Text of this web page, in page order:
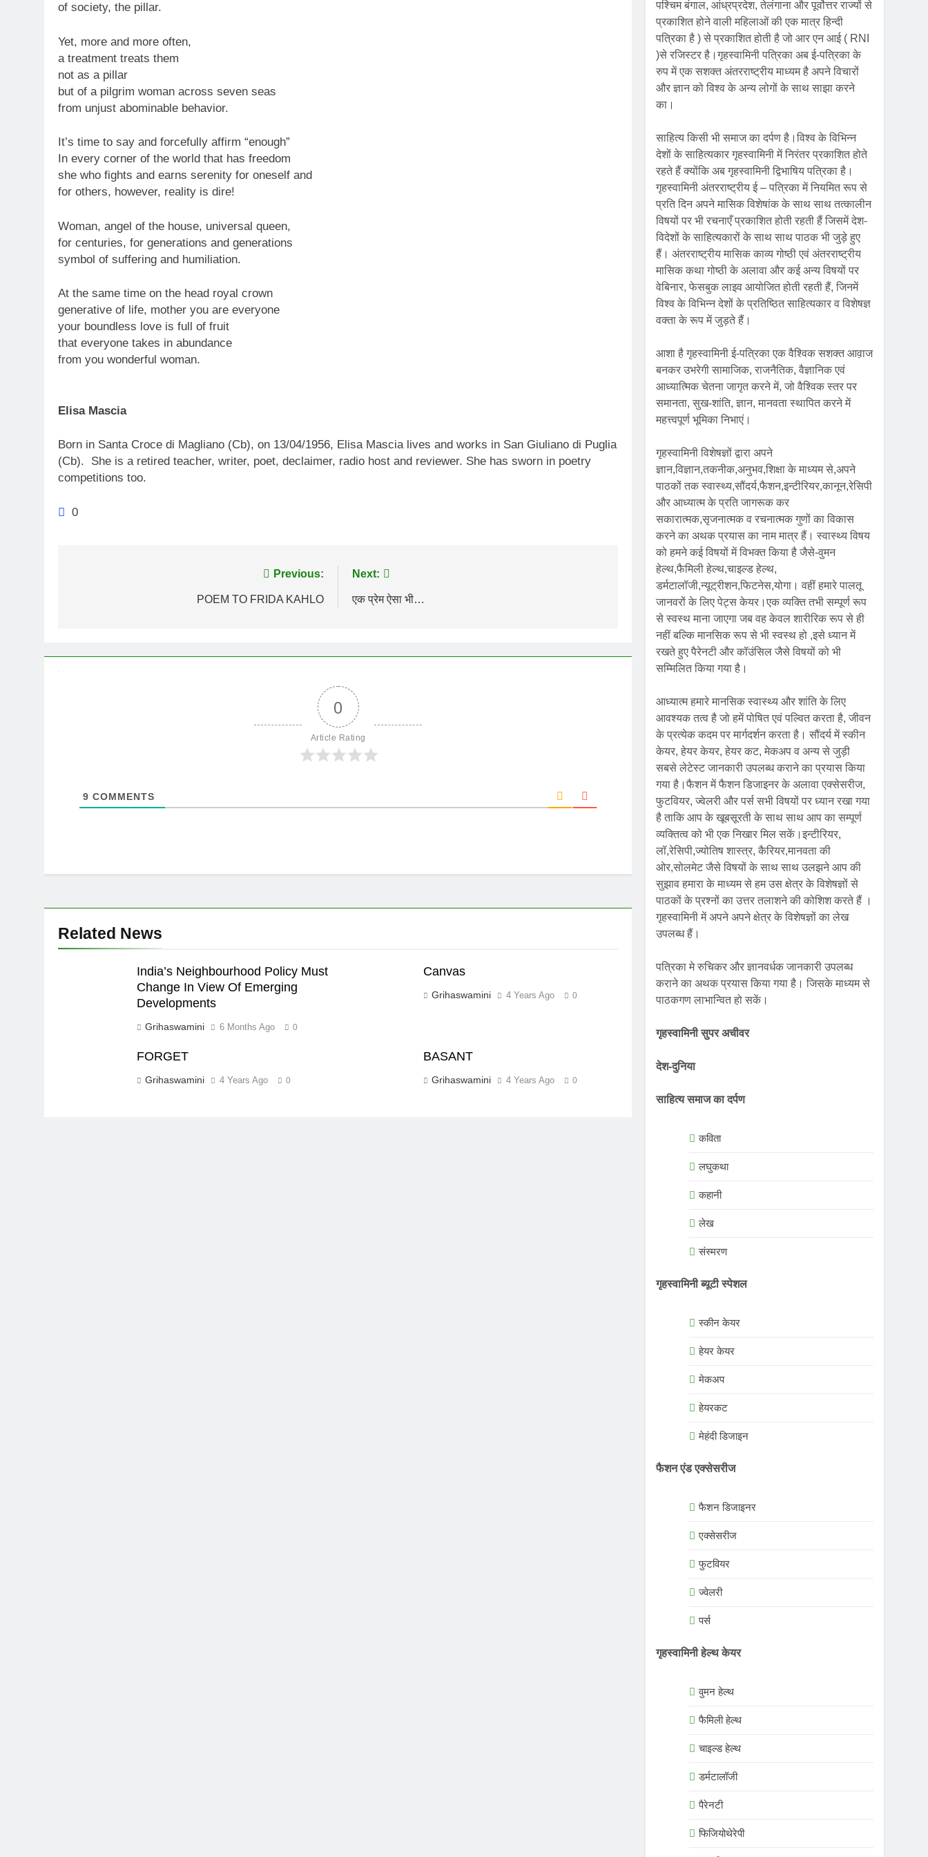
of society, the pillar.
Yet, more and more often,
a treatment treats them
not as a pillar
but of a pilgrim woman across seven seas
from unjust abominable behavior.
It’s time to say and forcefully affirm “enough”
In every corner of the world that has freedom
she who fights and earns serenity for oneself and
for others, however, reality is dire!
Woman, angel of the house, universal queen,
for centuries, for generations and generations
symbol of suffering and humiliation.
At the same time on the head royal crown
generative of life, mother you are everyone
your boundless love is full of fruit
that everyone takes in abundance
from you wonderful woman.
Elisa Mascia
Born in Santa Croce di Magliano (Cb), on 13/04/1956, Elisa Mascia lives and works in San Giuliano di Puglia
(Cb). She is a retired teacher, writer, poet, declaimer, radio host and reviewer. She has sworn in poetry
competitions too.
0
Previous:
POEM TO FRIDA KAHLO
Next:
एक प्रेम ऐसा भी…
0
Article Rating
9 COMMENTS
Related News
India’s Neighbourhood Policy Must
Change In View Of Emerging
Developments
Grihaswamini 6 Months Ago 0
Canvas
Grihaswamini 4 Years Ago 0
FORGET
Grihaswamini 4 Years Ago 0
BASANT
Grihaswamini 4 Years Ago 0
पश्चिम बंगाल, आंध्रप्रदेश, तेलंगाना और पूर्वोत्तर राज्यों से
प्रकाशित होने वाली महिलाओं की एक मात्र हिन्दी
पत्रिका है ) से प्रकाशित होती है जो आर एन आई ( RNI
)से रजिस्टर है।गृहस्वामिनी पत्रिका अब ई-पत्रिका के
रुप में एक सशक्त अंतरराष्ट्रीय माध्यम है अपने विचारों
और ज्ञान को विश्व के अन्य लोगों के साथ साझा करने
का।
साहित्य किसी भी समाज का दर्पण है।विश्व के विभिन्न
देशों के साहित्यकार गृहस्वामिनी में निरंतर प्रकाशित होते
रहते हैं क्योंकि अब गृहस्वामिनी द्विभाषिय पत्रिका है।
गृहस्वामिनी अंतरराष्ट्रीय ई – पत्रिका में नियमित रूप से
प्रति दिन अपने मासिक विशेषांक के साथ साथ तत्कालीन
विषयों पर भी रचनाएँ प्रकाशित होती रहती हैं जिसमें देश-
विदेशों के साहित्यकारों के साथ साथ पाठक भी जुड़े हुए
हैं। अंतरराष्ट्रीय मासिक काव्य गोष्ठी एवं अंतरराष्ट्रीय
मासिक कथा गोष्ठी के अलावा और कई अन्य विषयों पर
वेबिनार, फेसबुक लाइव आयोजित होती रहती हैं, जिनमें
विश्व के विभिन्न देशों के प्रतिष्ठित साहित्यकार व विशेषज्ञ
वक्ता के रूप में जुड़ते हैं।
आशा है गृहस्वामिनी ई-पत्रिका एक वैश्विक सशक्त आव़ाज
बनकर उभरेगी सामाजिक, राजनैतिक, वैज्ञानिक एवं
आध्यात्मिक चेतना जागृत करने में, जो वैश्विक स्तर पर
समानता, सुख-शांति, ज्ञान, मानवता स्थापित करने में
महत्त्वपूर्ण भूमिका निभाएं।
गृहस्वामिनी विशेषज्ञों द्वारा अपने
ज्ञान,विज्ञान,तकनीक,अनुभव,शिक्षा के माध्यम से,अपने
पाठकों तक स्वास्थ्य,सौंदर्य,फैशन,इन्टीरियर,कानून,रेसिपी
और आध्यात्म के प्रति जागरूक कर
सकारात्मक,सृजनात्मक व रचनात्मक गुणों का विकास
करने का अथक प्रयास का नाम मात्र हैं। स्वास्थ्य विषय
को हमने कई विषयों में विभक्त किया है जैसे-वुमन
हेल्थ,फैमिली हेल्थ,चाइल्ड हेल्थ,
डर्मटालॉजी,न्यूट्रीशन,फिटनेस,योगा। वहीं हमारे पालतू
जानवरों के लिए पेट्स केयर।एक व्यक्ति तभी सम्पूर्ण रूप
से स्वस्थ माना जाएगा जब वह केवल शारीरिक रूप से ही
नहीं बल्कि मानसिक रूप से भी स्वस्थ हो ,इसे ध्यान में
रखते हुए पैरेनटी और कॉउंसिल जैसे विषयों को भी
सम्मिलित किया गया है।
आध्यात्म हमारे मानसिक स्वास्थ्य और शांति के लिए
आवश्यक तत्व है जो हमें पोषित एवं पल्वित करता है, जीवन
के प्रत्येक कदम पर मार्गदर्शन करता है। सौंदर्य में स्कीन
केयर, हेयर केयर, हेयर कट, मेकअप व अन्य से जुड़ी
सबसे लेटेस्ट जानकारी उपलब्ध कराने का प्रयास किया
गया है।फैशन में फैशन डिजाइनर के अलावा एक्सेसरीज,
फुटवियर, ज्वेलरी और पर्स सभी विषयों पर ध्यान रखा गया
है ताकि आप के खूबसूरती के साथ साथ आप का सम्पूर्ण
व्यक्तित्व को भी एक निखार मिल सकें।इन्टीरियर,
लॉ,रेसिपी,ज्योतिष शास्त्र, कैरियर,मानवता की
ओर,सोलमेट जैसे विषयों के साथ साथ उलझने आप की
सुझाव हमारा के माध्यम से हम उस क्षेत्र के विशेषज्ञों से
पाठकों के प्रश्नों का उत्तर तलाशने की कोशिश करते हैं ।
गृहस्वामिनी में अपने अपने क्षेत्र के विशेषज्ञों का लेख
उपलब्ध हैं।
पत्रिका मे रुचिकर और ज्ञानवर्धक जानकारी उपलब्ध
कराने का अथक प्रयास किया गया है। जिसके माध्यम से
पाठकगण लाभान्वित हो सकें।
गृहस्वामिनी सुपर अचीवर
देश-दुनिया
साहित्य समाज का दर्पण
कविता
लघुकथा
कहानी
लेख
संस्मरण
गृहस्वामिनी ब्यूटी स्पेशल
स्कीन केयर
हेयर केयर
मेकअप
हेयरकट
मेहंदी डिजाइन
फैशन एंड एक्सेसरीज
फैशन डिजाइनर
एक्सेसरीज
फुटवियर
ज्वेलरी
पर्स
गृहस्वामिनी हेल्थ केयर
वुमन हेल्थ
फैमिली हेल्थ
चाइल्ड हेल्थ
डर्मटालॉजी
पैरेनटी
फिजियोथेरेपी